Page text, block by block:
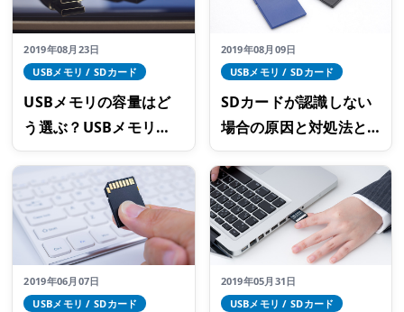
2019年08月23日
USBメモリ / SDカード
USBメモリの容量はど
う選ぶ？USBメモリの
容量や購入時の注意点
2019年08月09日
USBメモリ / SDカード
SDカードが認識しない
場合の原因と対処法と
は？
2019年06月07日
USBメモリ / SDカード
2019年05月31日
USBメモリ / SDカード